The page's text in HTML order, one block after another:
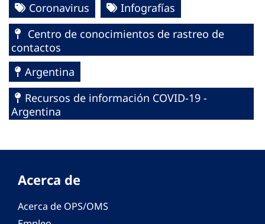
Coronavirus
Infografías
Centro de conocimientos de rastreo de
contactos
Argentina
Recursos de información COVID-19 -
Argentina
Acerca de
Acerca de OPS/OMS